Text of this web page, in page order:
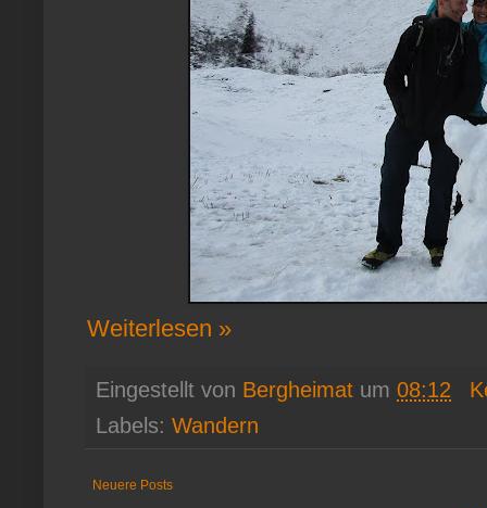
Weiterlesen »
Eingestellt von Bergheimat um 08:12
Labels: Wandern
Neuere Posts